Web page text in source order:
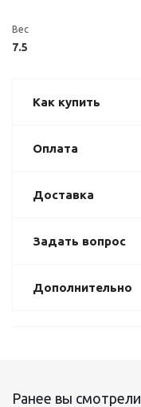
Вес
7.5
Как купить
Оплата
Доставка
Задать вопрос
Дополнительно
Ранее вы смотрели